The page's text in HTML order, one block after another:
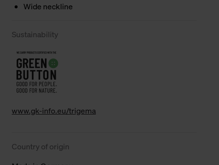
Wide neckline
Sustainability
www.gk-info.eu/trigema
Country of origin